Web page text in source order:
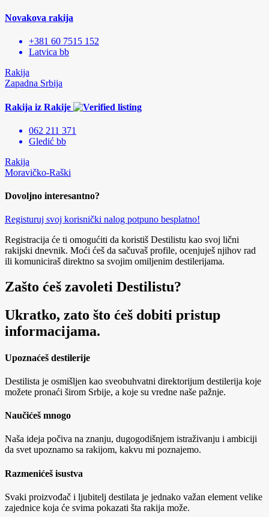
Novakova rakija
+381 60 7515 152
Latvica bb
Rakija
Zapadna Srbija
Rakija iz Rakije
062 211 371
Gledić bb
Rakija
Moravičko-Raški
Dovoljno interesantno?
Registuruj svoj korisnički nalog potpuno besplatno!
Registracija će ti omogućiti da koristiš Destilistu kao svoj lični
rakijski dnevnik. Moći ćeš da sačuvaš profile, ocenjuješ njihov rad
ili komuniciraš direktno sa svojim omiljenim destilerijama.
Zašto ćeš zavoleti Destilistu?
Ukratko, zato što ćeš dobiti pristup
informacijama.
Upoznaćeš destilerije
Destilista je osmišljen kao sveobuhvatni direktorijum destilerija koje
možete pronaći širom Srbije, a koje su vredne naše pažnje.
Naučićeš mnogo
Naša ideja počiva na znanju, dugogodišnjem istraživanju i ambiciji
da svet upoznamo sa rakijom, kakvu mi poznajemo.
Razmenićeš isustva
Svaki proizvođač i ljubitelj destilata je jednako važan element velike
zajednice koja će svima pokazati šta rakija može.